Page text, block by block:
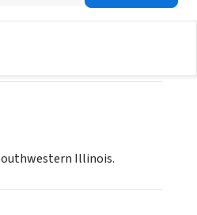
Illinois.